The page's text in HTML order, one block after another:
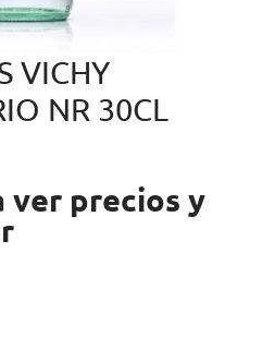
VICHY
NR 30CL
ver precios y